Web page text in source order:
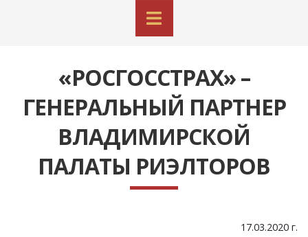
«РОСГОССТРАХ» –
ГЕНЕРАЛЬНЫЙ ПАРТНЕР
ВЛАДИМИРСКОЙ
ПАЛАТЫ РИЭЛТОРОВ
17.03.2020 г.